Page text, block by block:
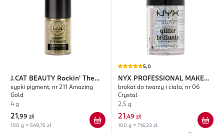
J.CAT BEAUTY Rockin' The
Night!
sypki pigment, nr 211 Amazing
Gold
4 g
21 ,99 zł
100 g = 549,75 zł
5,0
NYX PROFESSIONAL MAKEUP
Glitter Brillants
brokat do twarzy i ciała, nr 06
Crystal
2,5 g
21 ,49 zł
100 g = 716,33 zł